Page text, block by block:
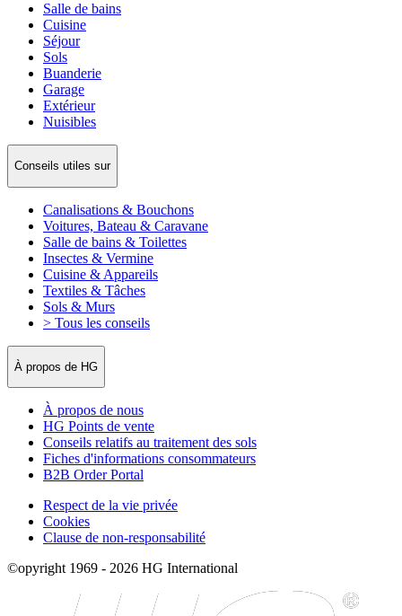
Salle de bains
Cuisine
Séjour
Sols
Buanderie
Garage
Extérieur
Nuisibles
Conseils utiles sur
Canalisations & Bouchons
Voitures, Bateau & Caravane
Salle de bains & Toilettes
Insectes & Vermine
Cuisine & Appareils
Textiles & Tâches
Sols & Murs
> Tous les conseils
À propos de HG
À propos de nous
HG Points de vente
Conseils relatifs au traitement des sols
Fiches d'informations consommateurs
B2B Order Portal
Respect de la vie privée
Cookies
Clause de non-responsabilité
©opyright 1969 - 2026 HG International